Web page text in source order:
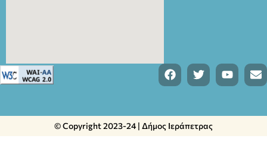
© Copyright 2023-24 | Δήμος Ιεράπετρας